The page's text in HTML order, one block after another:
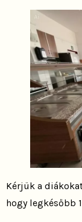
Kérjük a
hogy legkésőbb